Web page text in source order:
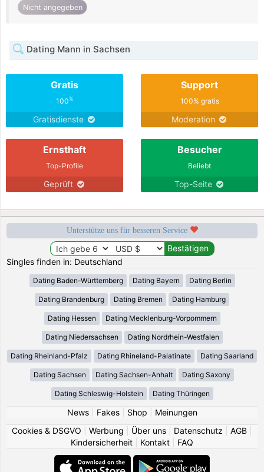
Nicht angegeben
Dating Mann in Sachsen
Gratis
100%
Gratisdienste
Support
100% gratis
Moderation
Ernsthaft
Top-Profile
Geprüft
Besucher
Beliebt
Top-Seite
Unterstütze uns für besseren Service
Singles finden in: Deutschland
Dating Baden-Württemberg Dating Bayern Dating Berlin
Dating Brandenburg Dating Bremen Dating Hamburg
Dating Hessen Dating Mecklenburg-Vorpommern
Dating Niedersachsen Dating Nordrhein-Westfalen
Dating Rheinland-Pfalz Dating Rhineland-Palatinate Dating Saarland
Dating Sachsen Dating Sachsen-Anhalt Dating Saxony
Dating Schleswig-Holstein Dating Thüringen
News| Fakes| Shop
Meinungen
Cookies & DSGVO
Werbung Über uns Datenschutz AGB
Kindersicherheit
Kontakt FAQ